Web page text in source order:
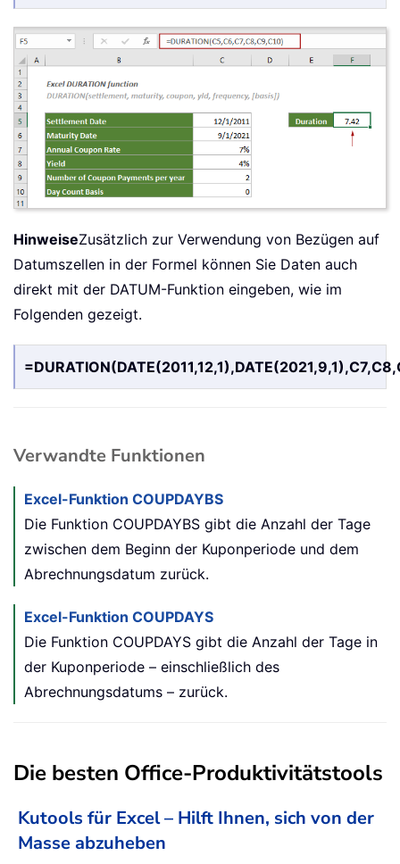
HinweiseZusätzlich zur Verwendung von Bezügen auf
Datumszellen in der Formel können Sie Daten auch
direkt mit der DATUM-Funktion eingeben, wie im
Folgenden gezeigt.
Verwandte Funktionen
Excel-Funktion COUPDAYBS
Die Funktion COUPDAYBS gibt die Anzahl der Tage
zwischen dem Beginn der Kuponperiode und dem
Abrechnungsdatum zurück.
Excel-Funktion COUPDAYS
Die Funktion COUPDAYS gibt die Anzahl der Tage in
der Kuponperiode – einschließlich des
Abrechnungsdatums – zurück.
Die besten Office-Produktivitätstools
Kutools für Excel – Hilft Ihnen, sich von der
Masse abzuheben